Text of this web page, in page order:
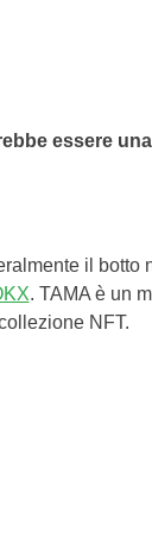
essere
il botto
. TAMA è un
NFT.